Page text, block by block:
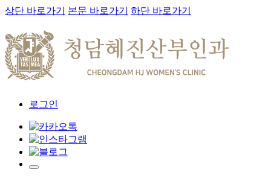
상단 바로가기 본문 바로가기 하단 바로가기
로그인